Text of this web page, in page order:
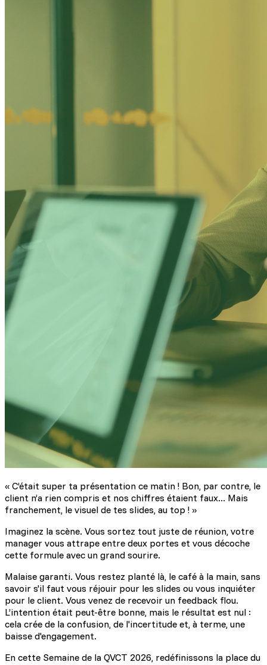
« C’était super ta présentation ce matin ! Bon, par contre, le
client n’a rien compris et nos chiffres étaient faux... Mais
franchement, le visuel de tes slides, au top ! »
Imaginez la scène. Vous sortez tout juste de réunion, votre
manager vous attrape entre deux portes et vous décoche
cette formule avec un grand sourire.
Malaise garanti. Vous restez planté là, le café à la main, sans
savoir s'il faut vous réjouir pour les slides ou vous inquiéter
pour le client. Vous venez de recevoir un feedback flou.
L’intention était peut-être bonne, mais le résultat est nul :
cela crée de la confusion, de l'incertitude et, à terme, une
baisse d'engagement.
En cette Semaine de la QVCT 2026, redéfinissons la place du